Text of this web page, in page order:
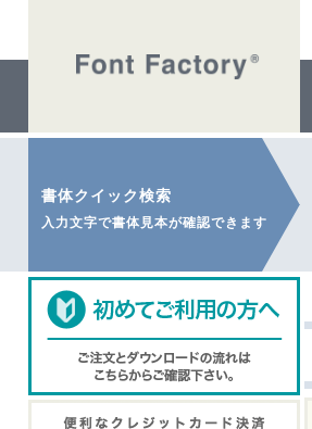
書体クイック検索
入力文字で書体見本が確認できます